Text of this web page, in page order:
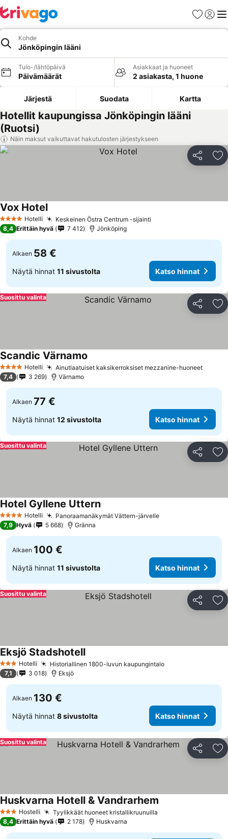
Suosikit
Kohde
Jönköpingin lääni
Tulo-/lähtöpäivä
Päivämäärät
Asiakkaat ja huoneet
2 asiakasta, 1 huone
Järjestä Suodata Kartta
Hotellit kaupungissa Jönköpingin lääni
(Ruotsi)
Näin maksut vaikuttavat hakutulosten järjestykseen
Jaa
4 Tähtiluokitus
Hotelli Keskeinen Östra Centrum -sijainti
Vox Hotel
8,4 Erittäin hyvä 7 412 Jönköping
Alkaen 58 €
Näytä hinnat 11 sivustolta Katso hinnat
Jaa
Suosittu valinta
4 Tähtiluokitus
Hotelli Ainutlaatuiset kaksikerroksiset mezzanine-huoneet
Scandic Värnamo
7,4 3 269 Värnamo
Alkaen 77 €
Näytä hinnat 12 sivustolta Katso hinnat
Jaa
Suosittu valinta
4 Tähtiluokitus
Hotelli Panoraamanäkymät Vättern-järvelle
Hotel Gyllene Uttern
7,9 Hyvä 5 668 Gränna
Alkaen 100 €
Näytä hinnat 11 sivustolta Katso hinnat
Jaa
Suosittu valinta
3 Tähtiluokitus
Hotelli Historiallinen 1800-luvun kaupungintalo
Eksjö Stadshotell
7,1 3 018 Eksjö
Alkaen 130 €
Näytä hinnat 8 sivustolta Katso hinnat
Jaa
Suosittu valinta
3 Tähtiluokitus
Hostelli Tyylikkäät huoneet kristallikruunuilla
Huskvarna Hotell & Vandrarhem
8,4 Erittäin hyvä 2 178 Huskvarna